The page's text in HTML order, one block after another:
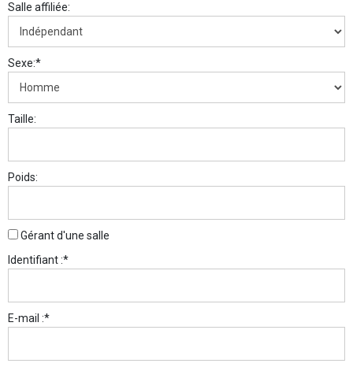
Salle affiliée:
Sexe:*
Taille:
Poids:
Gérant d'une salle
Identifiant :*
E-mail :*